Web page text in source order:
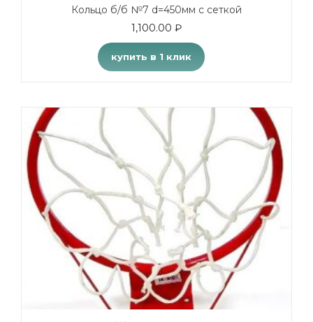
Кольцо б/б №7 d=450мм с сеткой
1,100.00 ₽
купить в 1 клик